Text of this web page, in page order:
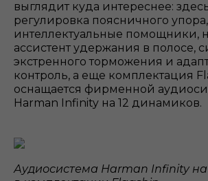
выглядит куда интереснее:
регулировка поясничного
интеллектуальные помощники,
ассистент удержания в полосе,
экстренного торможения и
контроль, а еще комплектация
оснащается фирменной
Harman Infinity на 12 динамиков.
Аудиосистема Harman Infinity